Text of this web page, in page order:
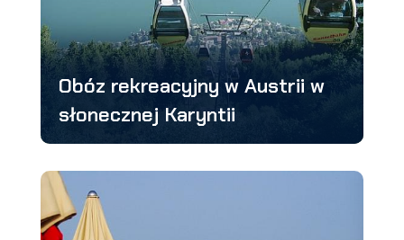
Obóz rekreacyjny w Austrii w
słonecznej Karyntii